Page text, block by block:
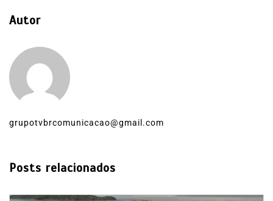
Autor
grupotvbrcomunicacao@gmail.com
Posts relacionados